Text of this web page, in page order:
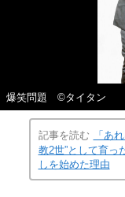
爆笑問題 ©タイタン
記事を読む
「あ
教2世”として育っ
しを始めた理由